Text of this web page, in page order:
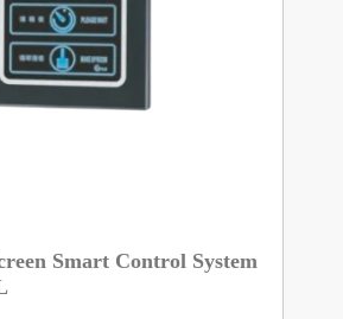
Smart Control System